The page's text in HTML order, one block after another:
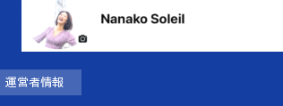
運営者情報